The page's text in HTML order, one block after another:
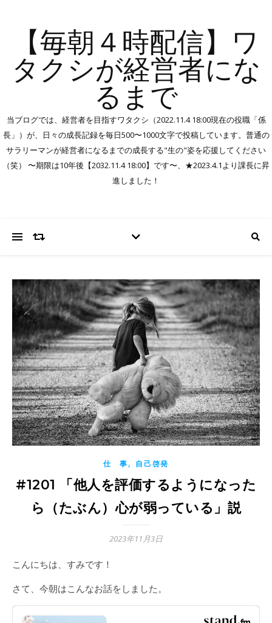
【毎朝４時配信】ワ
タクシが経営者にな
るまで
当ブログでは、経営者を目指すワタクシ（2022.11.4 18:00現在の役職「係
長」）が、日々の成長記録を毎日500〜1000文字で投稿しています。普通の
サラリーマンが経営者になるまでの成長する"生の"姿を応援してください
（笑） 〜期限は10年後【2032.11.4 18:00】です〜、★2023.4.1より課長に昇
進しました！
仕 事, 自己啓発
#1201 「他人を評価するようになった
ら（たぶん）心が弱っている」説
2023年11月3日
こんにちは、すみです！
さて、今朝はこんなお話をしました。